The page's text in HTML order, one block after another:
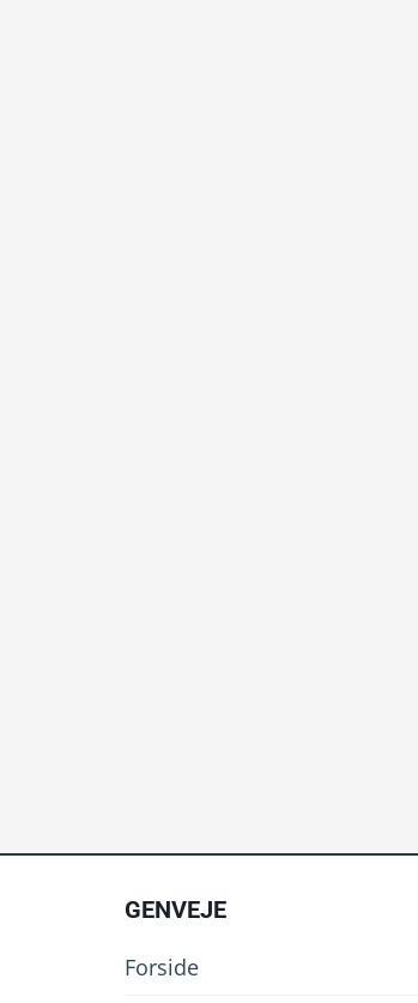
GENVEJE
Forside